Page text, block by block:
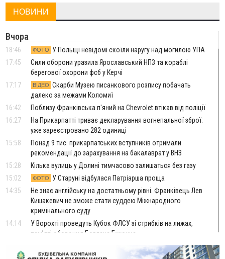
НОВИНИ
Вчора
18:46 ФОТО
У Польщі невідомі скоїли наругу над могилою УПА
17:45
Сили оборони уразила Ярославський НПЗ та кораблі
берегової охорони фсб у Керчі
17:17
ВІДЕО Скарби Музею писанкового розпису побачать
далеко за межами Коломиї
16:42
Поблизу Франківська п'яний на Chevrolet втікав від поліції
16:27
На Прикарпатті триває декларування вогнепальної зброї:
уже зареєстровано 282 одиниці
15:58
Понад 9 тис. прикарпатських вступників отримали
рекомендації до зарахування на бакалаврат у ВНЗ
15:28
Кілька вулиць у Долині тимчасово залишаться без газу
15:02
ФОТО
У Старуні відбулася Патріарша проща
14:35
Не знає англійську на достатньому рівні. Франківець Лев
Кишакевич не зможе стати суддею Міжнародного
кримінального суду
14:14
У Ворохті проведуть Кубок ФЛСУ зі стрибків на лижах,
пам'яті оборонця Богдана Бухонка
На Калущині розшукали чоловіка, який три дні
блукав у лісі